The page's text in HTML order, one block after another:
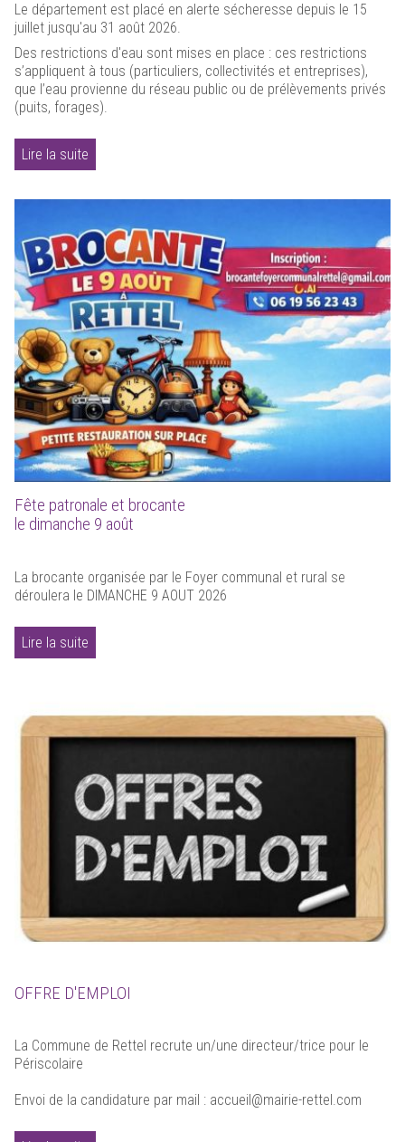
Le département est placé en alerte sécheresse depuis le 15
juillet jusqu'au 31 août 2026.
Des restrictions d'eau sont mises en place : ces restrictions
s’appliquent à tous (particuliers, collectivités et entreprises),
que l’eau provienne du réseau public ou de prélèvements privés
(puits, forages).
Lire la suite
Fête patronale et brocante
le dimanche 9 août
La brocante organisée par le Foyer communal et rural se
déroulera le DIMANCHE 9 AOUT 2026
Lire la suite
OFFRE D'EMPLOI
La Commune de Rettel recrute un/une directeur/trice pour le
Périscolaire
Envoi de la candidature par mail : accueil@mairie-rettel.com